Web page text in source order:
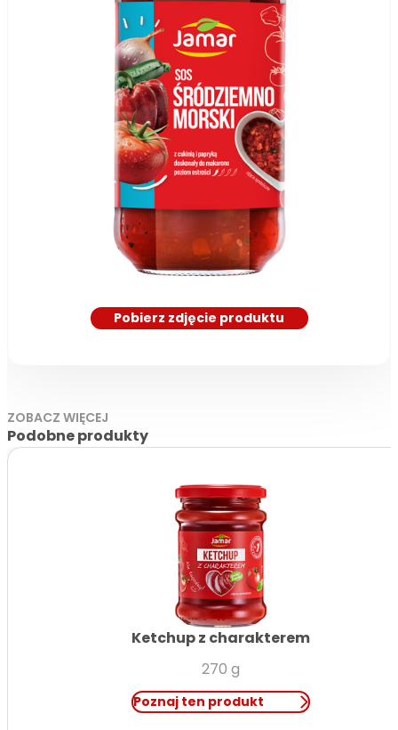
Pobierz zdjęcie produktu
ZOBACZ WIĘCEJ
Podobne produkty
Ketchup z charakterem
270 g
Poznaj ten produkt